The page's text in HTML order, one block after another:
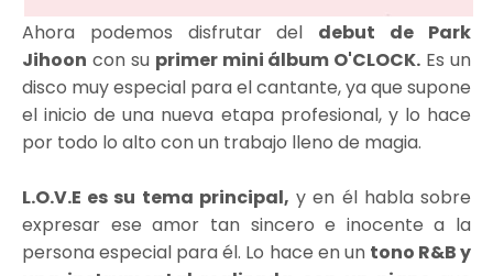
Ahora podemos disfrutar del debut de Park
Jihoon con su primer mini álbum O'CLOCK. Es un
disco muy especial para el cantante, ya que supone
el inicio de una nueva etapa profesional, y lo hace
por todo lo alto con un trabajo lleno de magia.
L.O.V.E es su tema principal, y en él habla sobre
expresar ese amor tan sincero e inocente a la
persona especial para él. Lo hace en un tono R&B y